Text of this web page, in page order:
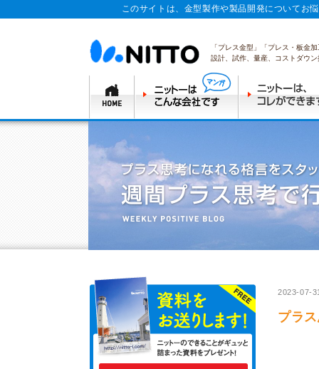
このサイトは、金型製作や製品開発についてお
「プレス金型」「プレス・板金
設計、試作、量産、コストダウ
2023-07-
プラ